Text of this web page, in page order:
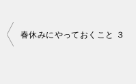
投
春休みにやっておくこと ３